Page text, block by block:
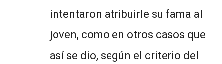
intentaron atribuirle su fama al
joven, como en otros casos que
así se dio, según el criterio del